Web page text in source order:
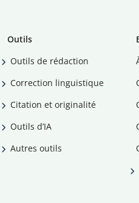
Outils
Outils de rédaction
Correction linguistique
Citation et originalité
Outils d’IA
Autres outils